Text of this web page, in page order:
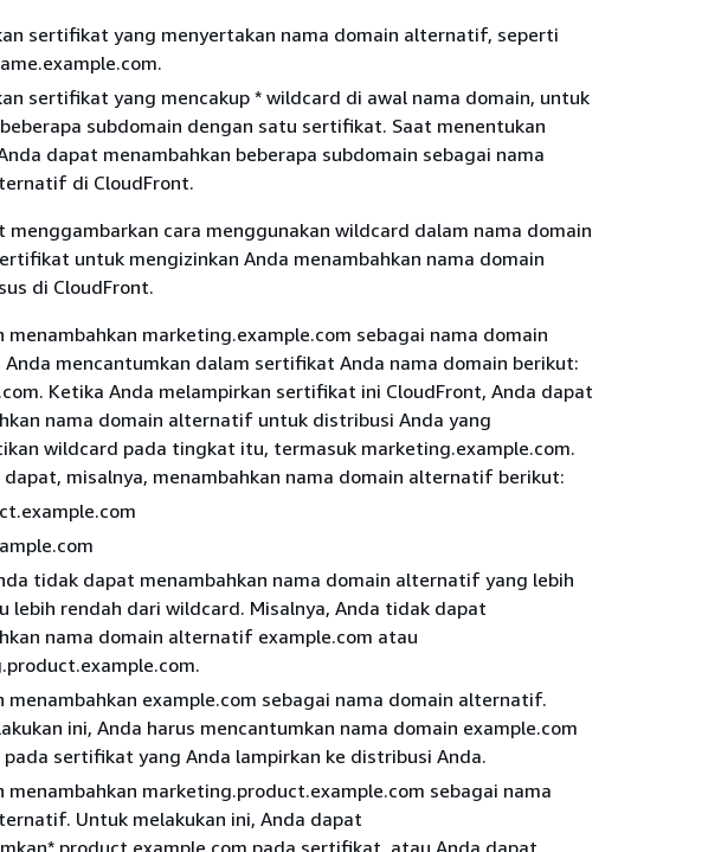
sertifikat yang menyertakan nama domain alternatif, seperti
sertifikat yang mencakup * wildcard di awal nama domain, untuk
subdomain dengan satu sertifikat. Saat menentukan
dapat menambahkan beberapa subdomain sebagai nama
di CloudFront.
menggambarkan cara menggunakan wildcard dalam nama domain
untuk mengizinkan Anda menambahkan nama domain
di CloudFront.
menambahkan marketing.example.com sebagai nama domain
mencantumkan dalam sertifikat Anda nama domain berikut:
Ketika Anda melampirkan sertifikat ini CloudFront, Anda dapat
nama domain alternatif untuk distribusi Anda yang
wildcard pada tingkat itu, termasuk marketing.example.com.
dapat, misalnya, menambahkan nama domain alternatif berikut:
tidak dapat menambahkan nama domain alternatif yang lebih
lebih rendah dari wildcard. Misalnya, Anda tidak dapat
nama domain alternatif example.com atau
menambahkan example.com sebagai nama domain alternatif.
ini, Anda harus mencantumkan nama domain example.com
sertifikat yang Anda lampirkan ke distribusi Anda.
menambahkan marketing.product.example.com sebagai nama
Untuk melakukan ini, Anda dapat
pada sertifikat, atau Anda dapat